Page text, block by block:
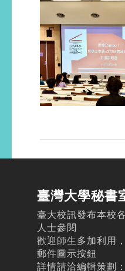
臺灣大學秘書
臺大校訊發布本校
人士參閱
歡迎師生多加利用
郵件圖示按鈕
詳情請洽編輯策劃